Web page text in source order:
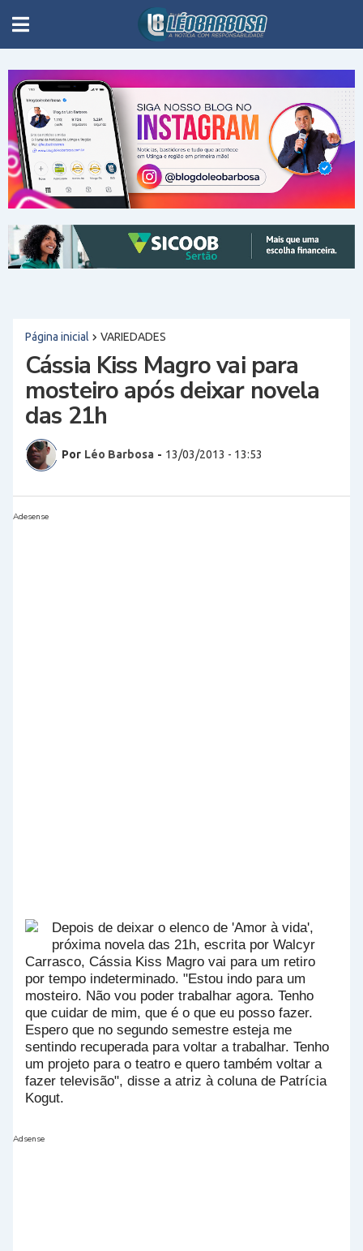
Página inicial VARIEDADES
Cássia Kiss Magro vai para
mosteiro após deixar novela
das 21h
Por Léo Barbosa - 13/03/2013 - 13:53
Adesense
Depois de deixar o elenco de 'Amor à vida',
próxima novela das 21h, escrita por Walcyr
Carrasco, Cássia Kiss Magro vai para um retiro
por tempo indeterminado. "Estou indo para um
mosteiro. Não vou poder trabalhar agora. Tenho
que cuidar de mim, que é o que eu posso fazer.
Espero que no segundo semestre esteja me
sentindo recuperada para voltar a trabalhar. Tenho
um projeto para o teatro e quero também voltar a
fazer televisão", disse a atriz à coluna de Patrícia
Kogut.
Adsense